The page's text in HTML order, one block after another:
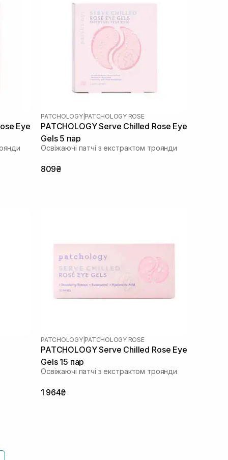
Eye
PATCHOLOGY| PATCHOLOGY ROSE
PATCHOLOGY Serve Chilled Rose Eye
Gels 5 пар
Освіжаючі патчі з екстрактом троянди
809₴
PATCHOLOGY| PATCHOLOGY ROSE
PATCHOLOGY Serve Chilled Rose Eye
Gels 15 пар
Освіжаючі патчі з екстрактом троянди
1 964₴